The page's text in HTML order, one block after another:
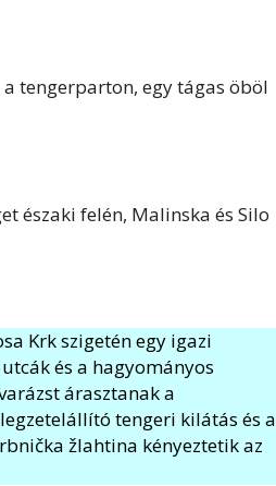
tengerparton, egy tágas öböl
északi felén, Malinska és Silo
Krk szigetén egy igazi
és a hagyományos
árasztanak a
tengeri kilátás és a
žlahtina kényeztetik az